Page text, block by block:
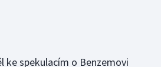
ke spekulacím o Benzemovi